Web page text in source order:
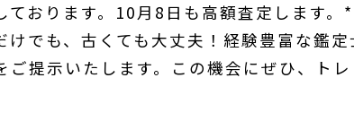
ております。10月8日も高額査定します
けでも、古くても大丈夫！経験豊富な鑑
ご提示いたします。この機会にぜひ、ト